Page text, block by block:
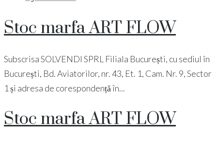
Stoc marfa ART FLOW
Subscrisa SOLVENDI SPRL Filiala București, cu sediul în
București, Bd. Aviatorilor, nr. 43, Et. 1, Cam. Nr. 9, Sector
1 și adresa de corespondență în...
Stoc marfa ART FLOW